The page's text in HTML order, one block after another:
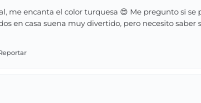
me encanta el color turquesa 😍 Me pregunto si se
en casa suena muy divertido, pero necesito saber